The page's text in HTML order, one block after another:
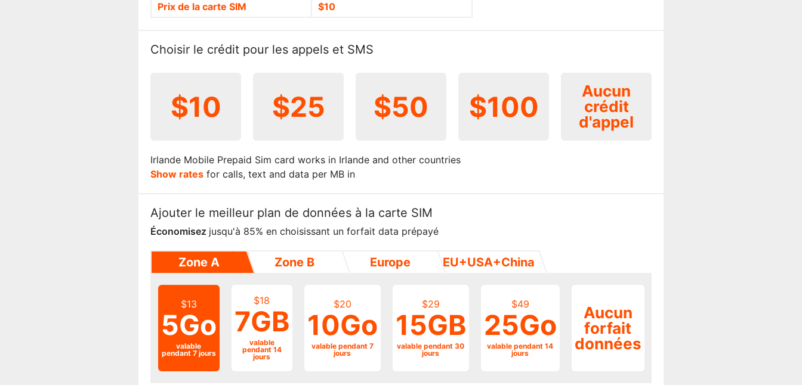
Prix de la carte SIM $10
Choisir le crédit pour les appels et SMS
$10 $25 $50 $100
Aucun
crédit
d'appel
Irlande Mobile Prepaid Sim card works in Irlande and other countries
Show rates for calls, text and data per MB in
Ajouter le meilleur plan de données à la carte SIM
Économisez jusqu'à 85% en choisissant un forfait data prépayé
Zone A Zone B Europe EU+USA+China
$13
5Go
valable
pendant 7 jours
$18
7GB
valable
pendant 14
jours
$20
10Go
valable pendant 7
jours
$29
15GB
valable pendant 30
jours
$49
25Go
valable pendant 14
jours
Aucun
forfait
données